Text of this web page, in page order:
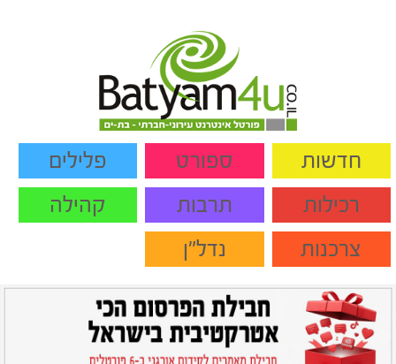
חדשות ספורט
פלילים
רכילות
תרבות
קהילה
צרכנות
נדל"ן